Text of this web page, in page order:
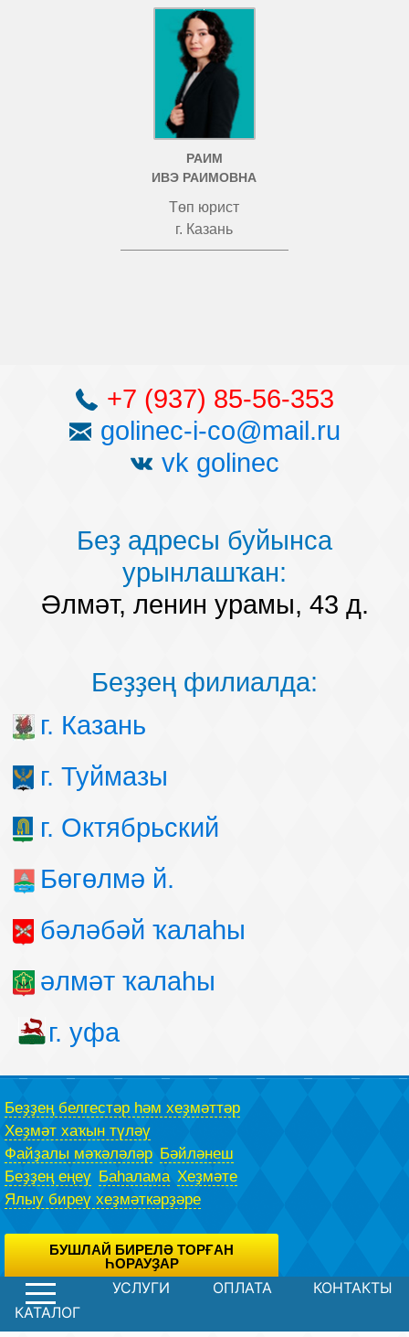
РАИМ
ИВЭ РАИМОВНА
Төп юрист
г. Казань
+7 (937) 85-56-353
golinec-i-co@mail.ru
vk golinec
Беҙ адресы буйынса
урынлашҡан:
Әлмәт, ленин урамы, 43 д.
Беҙҙең филиалда:
г. Казань
г. Туймазы
г. Октябрьский
Бөгөлмә й.
бәләбәй ҡалаһы
әлмәт ҡалаһы
г. уфа
Беҙҙең белгестәр һәм хеҙмәттәр
Хеҙмәт хаҡын түләү
Файҙалы мәҡәләләр Бәйләнеш
Беҙҙең еңеү Баһалама Хеҙмәте
Ялыу биреү хеҙмәткәрҙәре
БУШЛАЙ БИРЕЛӘ ТОРҒАН
ҺОРАУҘАР
Һеҙгә һорау бирергә мөмкин бөтөнләй бушлай юрист, махсус
формаһын файҙаланған.
Хосусил сәйәсәте
УСЛУГИ ОПЛАТА КОНТАКТЫ